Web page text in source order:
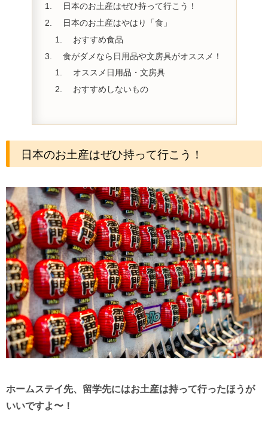
日本のお土産はぜひ持って行こう！
日本のお土産はやはり「食」
おすすめ食品
食がダメなら日用品や文房具がオススメ！
オススメ日用品・文房具
おすすめしないもの
日本のお土産はぜひ持って行こう！
ホームステイ先、留学先にはお土産は持って行ったほうが
いいですよ〜！